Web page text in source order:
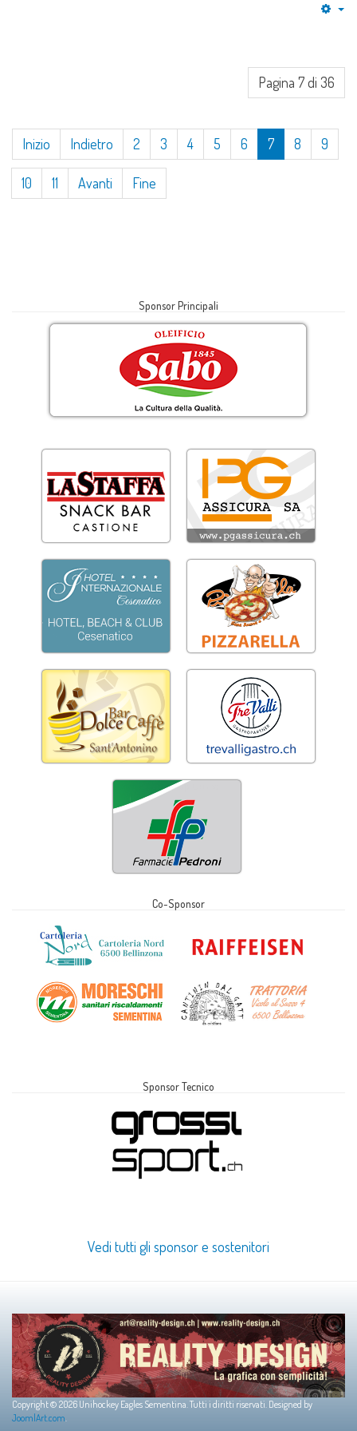
Pagina 7 di 36
Inizio Indietro 2 3 4 5 6 7 8 9
10 11 Avanti Fine
Sponsor Principali
Co-Sponsor
Sponsor Tecnico
Vedi tutti gli sponsor e sostenitori
Copyright © 2026 Unihockey Eagles Sementina. Tutti i diritti riservati. Designed by
JoomlArt.com.